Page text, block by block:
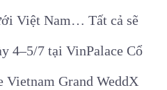
Việt Nam… Tất cả sẽ
4–5/7 tại VinPalace Cổ
Vietnam Grand WeddX